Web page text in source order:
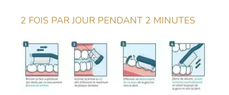
2 FOIS PAR JOUR PENDANT 2 MINUTES